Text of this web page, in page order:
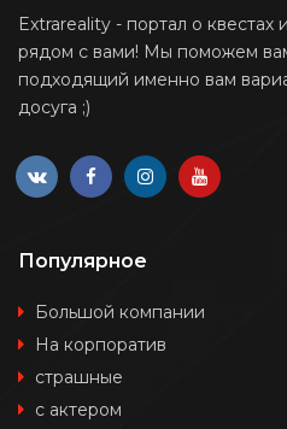
Extrareality - портал о квестах
рядом с вами! Мы поможем
подходящий именно вам
досуга ;)
Популярное
Большой компании
На корпоратив
страшные
с актером